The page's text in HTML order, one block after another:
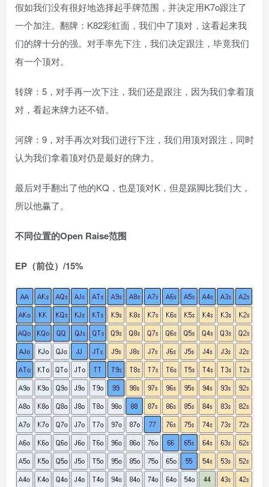
假如我们没有很好地选择起手牌范围，并决定用K7o跟注了
一个加注。翻牌：K82彩虹面，我们中了顶对，这看起来我
们的牌十分的强。对手率先下注，我们决定跟注，毕竟我们
有一个顶对。
转牌：5，对手再一次下注，我们还是跟注，因为我们拿着顶
对，看起来牌力还不错。
河牌：9，对手再次对我们进行下注，我们用顶对跟注，同时
认为我们拿着顶对仍是最好的牌力。
最后对手翻出了他的KQ，也是顶对K，但是踢脚比我们大，
所以他赢了。
不同位置的Open Raise范围
EP（前位）/15%